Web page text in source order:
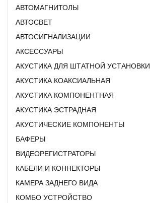
АВТОМАГНИТОЛЫ
АВТОСВЕТ
АВТОСИГНАЛИЗАЦИИ
АКСЕССУАРЫ
АКУСТИКА ДЛЯ ШТАТНОЙ УСТАНОВКИ
АКУСТИКА КОАКСИАЛЬНАЯ
АКУСТИКА КОМПОНЕНТНАЯ
АКУСТИКА ЭСТРАДНАЯ
АКУСТИЧЕСКИЕ КОМПОНЕНТЫ
БАФЕРЫ
ВИДЕОРЕГИСТРАТОРЫ
КАБЕЛИ И КОННЕКТОРЫ
КАМЕРА ЗАДНЕГО ВИДА
КОМБО УСТРОЙСТВО